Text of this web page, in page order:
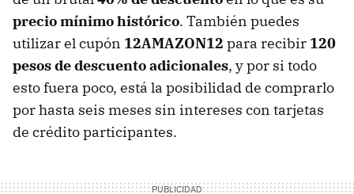
precio mínimo histórico. También puedes
utilizar el cupón 12AMAZON12 para recibir 120
pesos de descuento adicionales, y por si todo
esto fuera poco, está la posibilidad de comprarlo
por hasta seis meses sin intereses con tarjetas
de crédito participantes.